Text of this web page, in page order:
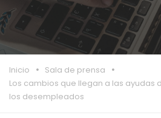
Inicio
Sala de prensa
Los cambios que llegan a las ayudas
los desempleados